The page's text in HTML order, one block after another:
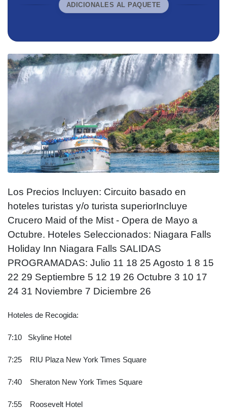
ADICIONALES AL PAQUETE
Los Precios Incluyen: Circuito basado en
hoteles turistas y/o turista superiorIncluye
Crucero Maid of the Mist - Opera de Mayo a
Octubre. Hoteles Seleccionados: Niagara Falls
Holiday Inn Niagara Falls SALIDAS
PROGRAMADAS: Julio 11 18 25 Agosto 1 8 15
22 29 Septiembre 5 12 19 26 Octubre 3 10 17
24 31 Noviembre 7 Diciembre 26
Hoteles de Recogida:
7:10 Skyline Hotel
7:25 RIU Plaza New York Times Square
7:40 Sheraton New York Times Square
7:55 Roosevelt Hotel